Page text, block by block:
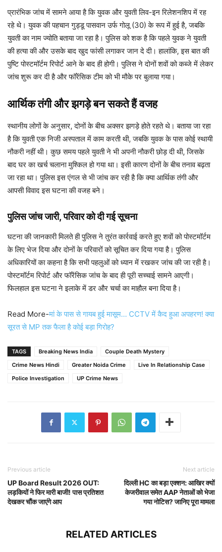
प्रारंभिक जांच में सामने आया है कि युवक और युवती लिव-इन रिलेशनशिप में रह
रहे थे। युवक की पहचान गुड्डू पासवान उर्फ गोलू (30) के रूप में हुई है, जबकि
युवती का नाम ज्योति बताया जा रहा है। पुलिस को शक है कि पहले युवक ने युवती
की हत्या की और उसके बाद खुद फांसी लगाकर जान दे दी। हालांकि, इस बात की
पुष्टि पोस्टमॉर्टम रिपोर्ट आने के बाद ही होगी। पुलिस ने दोनों शवों को कब्जे में लेकर
जांच शुरू कर दी है और फॉरेंसिक टीम को भी मौके पर बुलाया गया।
आर्थिक तंगी और झगड़े बन सकते हैं वजह
स्थानीय लोगों के अनुसार, दोनों के बीच अक्सर झगड़े होते रहते थे। बताया जा रहा
है कि युवती एक निजी अस्पताल में काम करती थी, जबकि युवक के पास कोई स्थायी
नौकरी नहीं थी। कुछ समय पहले युवती ने भी अपनी नौकरी छोड़ दी थी, जिसके
बाद घर का खर्च चलाना मुश्किल हो गया था। इसी कारण दोनों के बीच तनाव बढ़ता
जा रहा था। पुलिस इस एंगल से भी जांच कर रही है कि क्या आर्थिक तंगी और
आपसी विवाद इस घटना की वजह बने।
पुलिस जांच जारी, परिवार को दी गई सूचना
घटना की जानकारी मिलते ही पुलिस ने तुरंत कार्रवाई करते हुए शवों को पोस्टमॉर्टम
के लिए भेज दिया और दोनों के परिवारों को सूचित कर दिया गया है। पुलिस
अधिकारियों का कहना है कि सभी पहलुओं को ध्यान में रखकर जांच की जा रही है।
पोस्टमॉर्टम रिपोर्ट और फॉरेंसिक जांच के बाद ही पूरी सच्चाई सामने आएगी।
फिलहाल इस घटना ने इलाके में डर और चर्चा का माहौल बना दिया है।
Read More-मां के पास से गायब हुई मासूम… CCTV में कैद हुआ अपहरण! क्या
सूरत से MP तक फैला है कोई बड़ा गिरोह?
TAGS Breaking News India
Couple Death Mystery
Crime News Hindi
Greater Noida Crime
Live In Relationship Case
Police Investigation
UP Crime News
Previous article
UP Board Result 2026 OUT:
लड़कियों ने फिर मारी बाजी! पास प्रतिशत
देखकर चौंक जाएंगे आप
Next article
दिल्ली HC का बड़ा एक्शन: आखिर क्यों
केजरीवाल समेत AAP नेताओं को भेजा
गया नोटिस? जानिए पूरा मामला
RELATED ARTICLES